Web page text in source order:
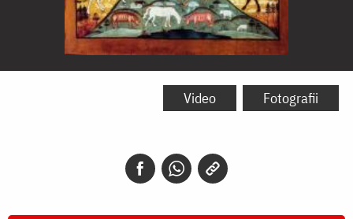
Sfântul
Video Fotografii